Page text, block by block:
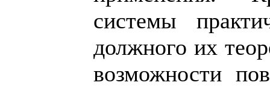
системы
должного их
возможности